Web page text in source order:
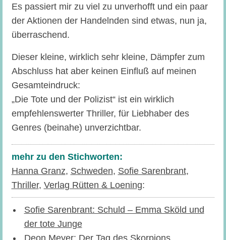
Es passiert mir zu viel zu unverhofft und ein paar
der Aktionen der Handelnden sind etwas, nun ja,
überraschend.
Dieser kleine, wirklich sehr kleine, Dämpfer zum
Abschluss hat aber keinen Einfluß auf meinen
Gesamteindruck:
„Die Tote und der Polizist“ ist ein wirklich
empfehlenswerter Thriller, für Liebhaber des
Genres (beinahe) unverzichtbar.
mehr zu den Stichworten:
Hanna Granz, Schweden, Sofie Sarenbrant,
Thriller, Verlag Rütten & Loening:
Sofie Sarenbrant: Schuld – Emma Sköld und
der tote Junge
Deon Meyer: Der Tag des Skorpions